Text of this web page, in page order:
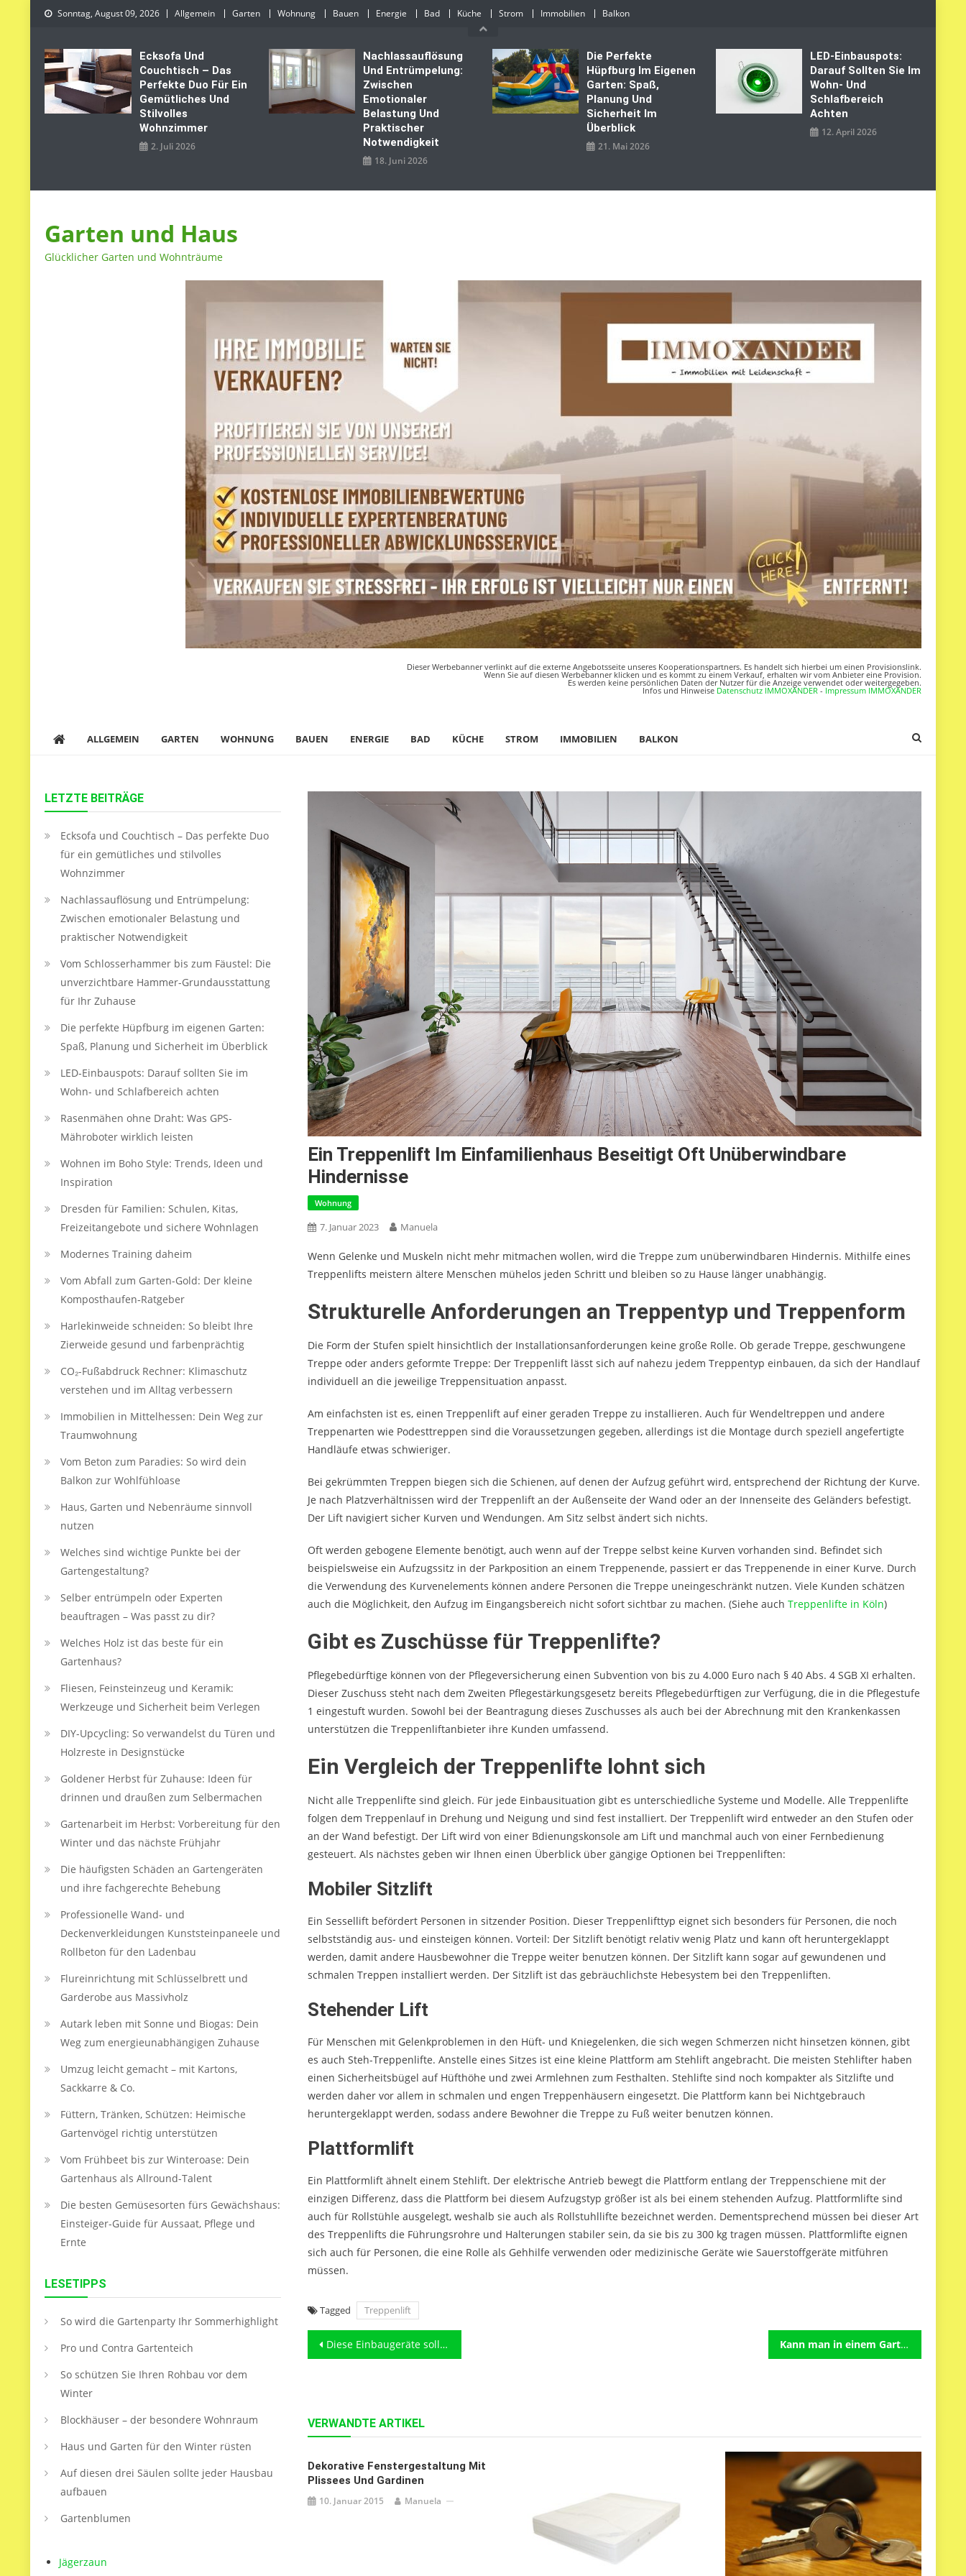
Skip
Sonntag, August 09, 2026 Allgemein Garten Wohnung Bauen Energie Bad Küche Strom Immobilien Balkon
Ecksofa Und
Couchtisch – Das
Perfekte Duo Für Ein
Gemütliches Und
Stilvolles
Wohnzimmer
2. Juli 2026
Nachlassauflösung
Und Entrümpelung:
Zwischen
Emotionaler
Belastung Und
Praktischer
Notwendigkeit
18. Juni 2026
Die Perfekte
Hüpfburg Im Eigenen
Garten: Spaß,
Planung Und
Sicherheit Im
Überblick
21. Mai 2026
LED‑Einbauspots:
Darauf Sollten Sie Im
Wohn- Und
Schlafbereich
Achten
12. April 2026
Garten und Haus
Glücklicher Garten und Wohnträume
Dieser Werbebanner verlinkt auf die externe Angebotsseite unseres Kooperationspartners. Es handelt sich hierbei um einen Provisionslink.
Wenn Sie auf diesen Werbebanner klicken und es kommt zu einem Verkauf, erhalten wir vom Anbieter eine Provision.
Es werden keine persönlichen Daten der Nutzer für die Anzeige verwendet oder weitergegeben.
Infos und Hinweise Datenschutz IMMOXANDER - Impressum IMMOXANDER
ALLGEMEIN GARTEN WOHNUNG BAUEN ENERGIE BAD KÜCHE STROM IMMOBILIEN BALKON
Ein Treppenlift Im Einfamilienhaus Beseitigt Oft Unüberwindbare
Hindernisse
Wohnung
7. Januar 2023 Manuela
Wenn Gelenke und Muskeln nicht mehr mitmachen wollen, wird die Treppe zum unüberwindbaren Hindernis. Mithilfe eines
Treppenlifts meistern ältere Menschen mühelos jeden Schritt und bleiben so zu Hause länger unabhängig.
Strukturelle Anforderungen an Treppentyp und Treppenform
Die Form der Stufen spielt hinsichtlich der Installationsanforderungen keine große Rolle. Ob gerade Treppe, geschwungene
Treppe oder anders geformte Treppe: Der Treppenlift lässt sich auf nahezu jedem Treppentyp einbauen, da sich der Handlauf
individuell an die jeweilige Treppensituation anpasst.
Am einfachsten ist es, einen Treppenlift auf einer geraden Treppe zu installieren. Auch für Wendeltreppen und andere
Treppenarten wie Podesttreppen sind die Voraussetzungen gegeben, allerdings ist die Montage durch speziell angefertigte
Handläufe etwas schwieriger.
Bei gekrümmten Treppen biegen sich die Schienen, auf denen der Aufzug geführt wird, entsprechend der Richtung der Kurve.
Je nach Platzverhältnissen wird der Treppenlift an der Außenseite der Wand oder an der Innenseite des Geländers befestigt.
Der Lift navigiert sicher Kurven und Wendungen. Am Sitz selbst ändert sich nichts.
Oft werden gebogene Elemente benötigt, auch wenn auf der Treppe selbst keine Kurven vorhanden sind. Befindet sich
beispielsweise ein Aufzugssitz in der Parkposition an einem Treppenende, passiert er das Treppenende in einer Kurve. Durch
die Verwendung des Kurvenelements können andere Personen die Treppe uneingeschränkt nutzen. Viele Kunden schätzen
auch die Möglichkeit, den Aufzug im Eingangsbereich nicht sofort sichtbar zu machen. (Siehe auch Treppenlifte in Köln)
Gibt es Zuschüsse für Treppenlifte?
Pflegebedürftige können von der Pflegeversicherung einen Subvention von bis zu 4.000 Euro nach § 40 Abs. 4 SGB XI erhalten.
Dieser Zuschuss steht nach dem Zweiten Pflegestärkungsgesetz bereits Pflegebedürftigen zur Verfügung, die in die Pflegestufe
1 eingestuft wurden. Sowohl bei der Beantragung dieses Zuschusses als auch bei der Abrechnung mit den Krankenkassen
unterstützen die Treppenliftanbieter ihre Kunden umfassend.
Ein Vergleich der Treppenlifte lohnt sich
Nicht alle Treppenlifte sind gleich. Für jede Einbausituation gibt es unterschiedliche Systeme und Modelle. Alle Treppenlifte
folgen dem Treppenlauf in Drehung und Neigung und sind fest installiert. Der Treppenlift wird entweder an den Stufen oder
an der Wand befestigt. Der Lift wird von einer Bdienungskonsole am Lift und manchmal auch von einer Fernbedienung
gesteuert. Als nächstes geben wir Ihnen einen Überblick über gängige Optionen bei Treppenliften:
Mobiler Sitzlift
Ein Sessellift befördert Personen in sitzender Position. Dieser Treppenlifttyp eignet sich besonders für Personen, die noch
selbstständig aus- und einsteigen können. Vorteil: Der Sitzlift benötigt relativ wenig Platz und kann oft heruntergeklappt
werden, damit andere Hausbewohner die Treppe weiter benutzen können. Der Sitzlift kann sogar auf gewundenen und
schmalen Treppen installiert werden. Der Sitzlift ist das gebräuchlichste Hebesystem bei den Treppenliften.
Stehender Lift
Für Menschen mit Gelenkproblemen in den Hüft- und Kniegelenken, die sich wegen Schmerzen nicht hinsetzen können, gibt
es auch Steh-Treppenlifte. Anstelle eines Sitzes ist eine kleine Plattform am Stehlift angebracht. Die meisten Stehlifter haben
einen Sicherheitsbügel auf Hüfthöhe und zwei Armlehnen zum Festhalten. Stehlifte sind noch kompakter als Sitzlifte und
werden daher vor allem in schmalen und engen Treppenhäusern eingesetzt. Die Plattform kann bei Nichtgebrauch
heruntergeklappt werden, sodass andere Bewohner die Treppe zu Fuß weiter benutzen können.
Plattformlift
Ein Plattformlift ähnelt einem Stehlift. Der elektrische Antrieb bewegt die Plattform entlang der Treppenschiene mit der
einzigen Differenz, dass die Plattform bei diesem Aufzugstyp größer ist als bei einem stehenden Aufzug. Plattformlifte sind
auch für Rollstühle ausgelegt, weshalb sie auch als Rollstuhllifte bezeichnet werden. Dementsprechend müssen bei dieser Art
des Treppenlifts die Führungsrohre und Halterungen stabiler sein, da sie bis zu 300 kg tragen müssen. Plattformlifte eignen
sich auch für Personen, die eine Rolle als Gehhilfe verwenden oder medizinische Geräte wie Sauerstoffgeräte mitführen
müssen.
Tagged Treppenlift
Beitragsnavigation
Diese Einbaugeräte sollten Sie in Ihrer Küche haben Kann man in einem Gartenhaus aus Holz leben?
VERWANDTE ARTIKEL
Dekorative Fenstergestaltung Mit
Plissees Und Gardinen
10. Januar 2015 Manuela
LETZTE BEITRÄGE
Ecksofa und Couchtisch – Das perfekte Duo
für ein gemütliches und stilvolles
Wohnzimmer
Nachlassauflösung und Entrümpelung:
Zwischen emotionaler Belastung und
praktischer Notwendigkeit
Vom Schlosserhammer bis zum Fäustel: Die
unverzichtbare Hammer-Grundausstattung
für Ihr Zuhause
Die perfekte Hüpfburg im eigenen Garten:
Spaß, Planung und Sicherheit im Überblick
LED‑Einbauspots: Darauf sollten Sie im
Wohn- und Schlafbereich achten
Rasenmähen ohne Draht: Was GPS-
Mähroboter wirklich leisten
Wohnen im Boho Style: Trends, Ideen und
Inspiration
Dresden für Familien: Schulen, Kitas,
Freizeitangebote und sichere Wohnlagen
Modernes Training daheim
Vom Abfall zum Garten-Gold: Der kleine
Komposthaufen‑Ratgeber
Harlekinweide schneiden: So bleibt Ihre
Zierweide gesund und farbenprächtig
CO₂-Fußabdruck Rechner: Klimaschutz
verstehen und im Alltag verbessern
Immobilien in Mittelhessen: Dein Weg zur
Traumwohnung
Vom Beton zum Paradies: So wird dein
Balkon zur Wohlfühloase
Haus, Garten und Nebenräume sinnvoll
nutzen
Welches sind wichtige Punkte bei der
Gartengestaltung?
Selber entrümpeln oder Experten
beauftragen – Was passt zu dir?
Welches Holz ist das beste für ein
Gartenhaus?
Fliesen, Feinsteinzeug und Keramik:
Werkzeuge und Sicherheit beim Verlegen
DIY-Upcycling: So verwandelst du Türen und
Holzreste in Designstücke
Goldener Herbst für Zuhause: Ideen für
drinnen und draußen zum Selbermachen
Gartenarbeit im Herbst: Vorbereitung für den
Winter und das nächste Frühjahr
Die häufigsten Schäden an Gartengeräten
und ihre fachgerechte Behebung
Professionelle Wand- und
Deckenverkleidungen Kunststeinpaneele und
Rollbeton für den Ladenbau
Flureinrichtung mit Schlüsselbrett und
Garderobe aus Massivholz
Autark leben mit Sonne und Biogas: Dein
Weg zum energieunabhängigen Zuhause
Umzug leicht gemacht – mit Kartons,
Sackkarre & Co.
Füttern, Tränken, Schützen: Heimische
Gartenvögel richtig unterstützen
Vom Frühbeet bis zur Winteroase: Dein
Gartenhaus als Allround-Talent
Die besten Gemüsesorten fürs Gewächshaus:
Einsteiger-Guide für Aussaat, Pflege und
Ernte
LESETIPPS
So wird die Gartenparty Ihr Sommerhighlight
Pro und Contra Gartenteich
So schützen Sie Ihren Rohbau vor dem
Winter
Blockhäuser – der besondere Wohnraum
Haus und Garten für den Winter rüsten
Auf diesen drei Säulen sollte jeder Hausbau
aufbauen
Gartenblumen
Jägerzaun